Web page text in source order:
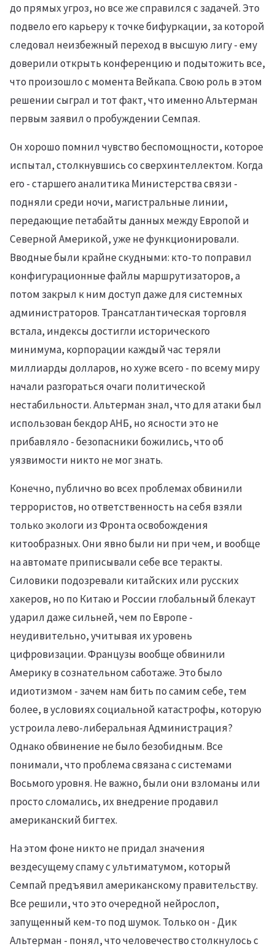
до прямых угроз, но все же справился с задачей. Это
подвело его карьеру к точке бифуркации, за которой
следовал неизбежный переход в высшую лигу - ему
доверили открыть конференцию и подытожить все,
что произошло с момента Вейкапа. Свою роль в этом
решении сыграл и тот факт, что именно Альтерман
первым заявил о пробуждении Семпая.
Он хорошо помнил чувство беспомощности, которое
испытал, столкнувшись со сверхинтеллектом. Когда
его - старшего аналитика Министерства связи -
подняли среди ночи, магистральные линии,
передающие петабайты данных между Европой и
Северной Америкой, уже не функционировали.
Вводные были крайне скудными: кто-то поправил
конфигурационные файлы маршрутизаторов, а
потом закрыл к ним доступ даже для системных
администраторов. Трансатлантическая торговля
встала, индексы достигли исторического
минимума, корпорации каждый час теряли
миллиарды долларов, но хуже всего - по всему миру
начали разгораться очаги политической
нестабильности. Альтерман знал, что для атаки был
использован бекдор АНБ, но ясности это не
прибавляло - безопасники божились, что об
уязвимости никто не мог знать.
Конечно, публично во всех проблемах обвинили
террористов, но ответственность на себя взяли
только экологи из Фронта освобождения
китообразных. Они явно были ни при чем, и вообще
на автомате приписывали себе все теракты.
Силовики подозревали китайских или русских
хакеров, но по Китаю и России глобальный блекаут
ударил даже сильней, чем по Европе -
неудивительно, учитывая их уровень
цифровизации. Французы вообще обвинили
Америку в сознательном саботаже. Это было
идиотизмом - зачем нам бить по самим себе, тем
более, в условиях социальной катастрофы, которую
устроила лево-либеральная Администрация?
Однако обвинение не было безобидным. Все
понимали, что проблема связана с системами
Восьмого уровня. Не важно, были они взломаны или
просто сломались, их внедрение продавил
американский бигтех.
На этом фоне никто не придал значения
вездесущему спаму с ультиматумом, который
Семпай предъявил американскому правительству.
Все решили, что это очередной нейрослоп,
запущенный кем-то под шумок. Только он - Дик
Альтерман - понял, что человечество столкнулось с